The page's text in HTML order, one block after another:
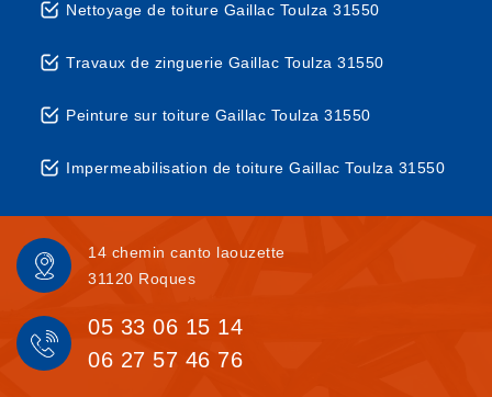
Nettoyage de toiture Gaillac Toulza 31550
Travaux de zinguerie Gaillac Toulza 31550
Peinture sur toiture Gaillac Toulza 31550
Impermeabilisation de toiture Gaillac Toulza 31550
14 chemin canto laouzette
31120 Roques
05 33 06 15 14
06 27 57 46 76